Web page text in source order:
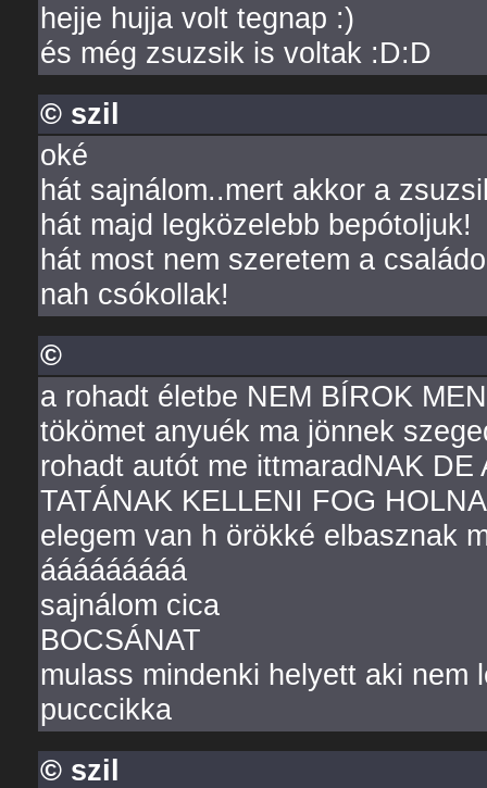
hejje hujja volt tegnap :)
és még zsuzsik is voltak :D:D
© szil
oké
hát sajnálom..mert akkor a
hát majd legközelebb bepótoljuk!
hát most nem szeretem a
nah csókollak!
©
a rohadt életbe NEM BÍROK
tökömet anyuék ma jönnek
rohadt autót me ittmaradNAK
TATÁNAK KELLENI FOG
elegem van h örökké elbasznak
ááááááááá
sajnálom cica
BOCSÁNAT
mulass mindenki helyett aki nem
pucccikka
© szil